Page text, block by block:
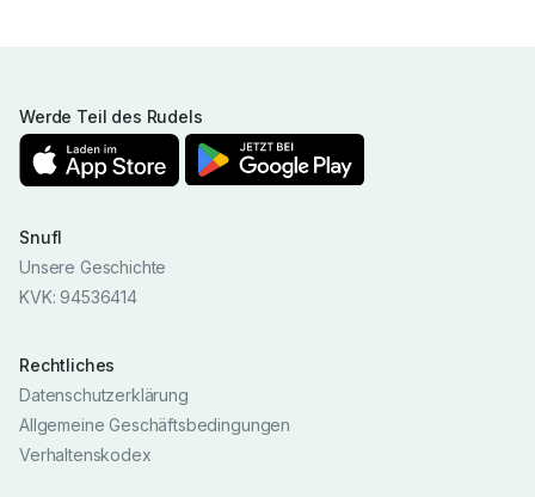
Werde Teil des Rudels
Snufl
Unsere Geschichte
KVK: 94536414
Rechtliches
Datenschutzerklärung
Allgemeine Geschäftsbedingungen
Verhaltenskodex